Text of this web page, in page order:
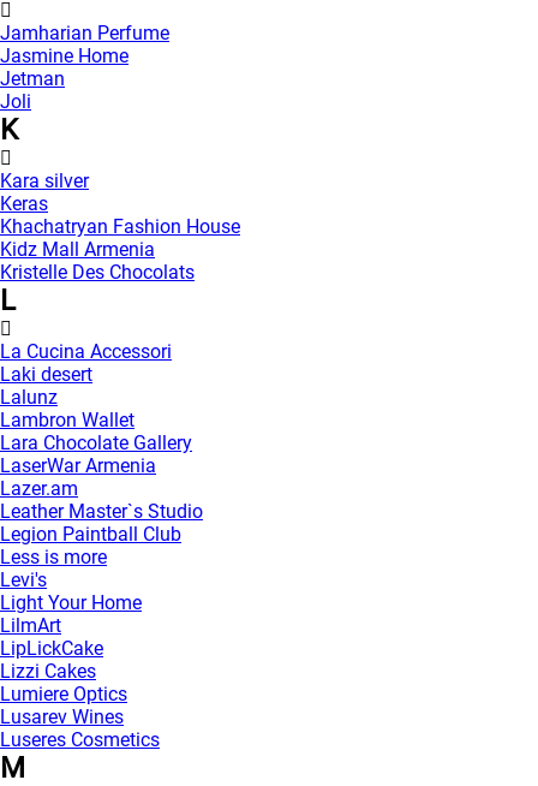
Jamharian Perfume
Jasmine Home
Jetman
Joli
K
Kara silver
Keras
Khachatryan Fashion House
Kidz Mall Armenia
Kristelle Des Chocolats
L
La Cucina Accessori
Laki desert
Lalunz
Lambron Wallet
Lara Chocolate Gallery
LaserWar Armenia
Lazer.am
Leather Master`s Studio
Legion Paintball Club
Less is more
Levi's
Light Your Home
LilmArt
LipLickCake
Lizzi Cakes
Lumiere Optics
Lusarev Wines
Luseres Cosmetics
M